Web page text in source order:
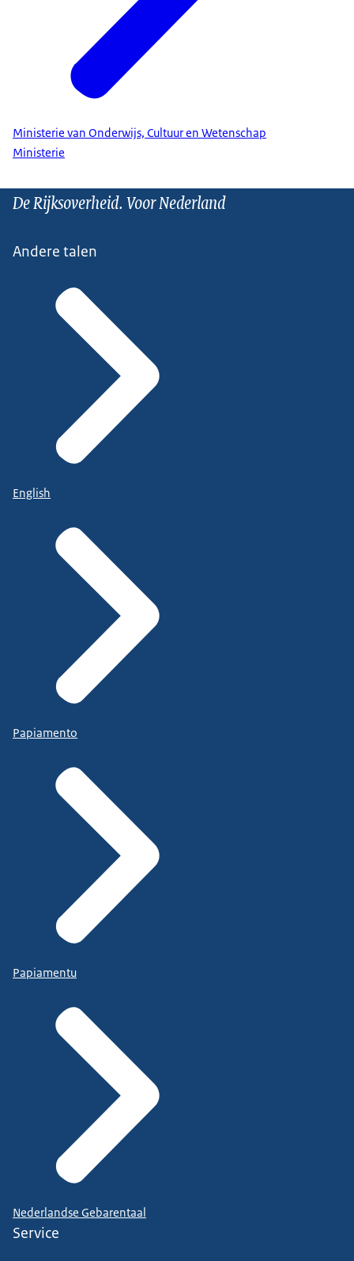
Ministerie van Onderwijs, Cultuur en Wetenschap
Ministerie
De Rijksoverheid. Voor Nederland
Andere talen
English
Papiamento
Papiamentu
Nederlandse Gebarentaal
Service